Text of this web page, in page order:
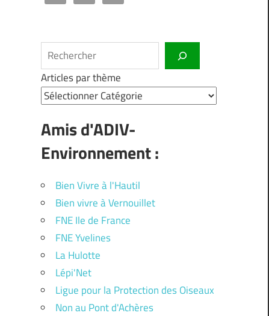
Rechercher
Articles par thème
Amis d'ADIV-
Environnement :
Bien Vivre à l'Hautil
Bien vivre à Vernouillet
FNE Ile de France
FNE Yvelines
La Hulotte
Lépi'Net
Ligue pour la Protection des Oiseaux
Non au Pont d'Achères